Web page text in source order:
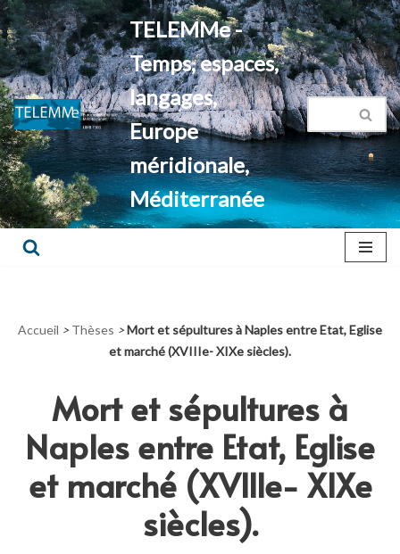
Aller
au
contenu
TELEMMe -
Temps, espaces,
langages,
Europe
méridionale,
Méditerranée
Accueil > Thèses >Mort et sépultures à Naples entre Etat, Eglise
et marché (XVIIIe- XIXe siècles).
Mort et sépultures à
Naples entre Etat, Eglise
et marché (XVIIIe- XIXe
siècles).